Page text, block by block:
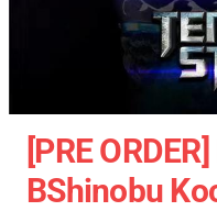
[PRE
BShinobu